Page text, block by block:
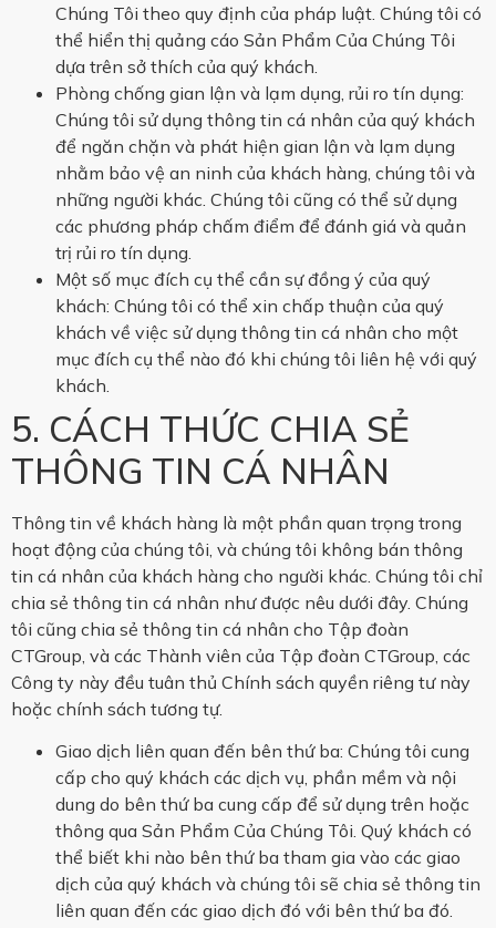
Chúng Tôi theo quy định của pháp luật. Chúng tôi có
thể hiển thị quảng cáo Sản Phẩm Của Chúng Tôi
dựa trên sở thích của quý khách.
Phòng chống gian lận và lạm dụng, rủi ro tín dụng:
Chúng tôi sử dụng thông tin cá nhân của quý khách
để ngăn chặn và phát hiện gian lận và lạm dụng
nhằm bảo vệ an ninh của khách hàng, chúng tôi và
những người khác. Chúng tôi cũng có thể sử dụng
các phương pháp chấm điểm để đánh giá và quản
trị rủi ro tín dụng.
Một số mục đích cụ thể cần sự đồng ý của quý
khách: Chúng tôi có thể xin chấp thuận của quý
khách về việc sử dụng thông tin cá nhân cho một
mục đích cụ thể nào đó khi chúng tôi liên hệ với quý
khách.
5. CÁCH THỨC CHIA SẺ
THÔNG TIN CÁ NHÂN
Thông tin về khách hàng là một phần quan trọng trong
hoạt động của chúng tôi, và chúng tôi không bán thông
tin cá nhân của khách hàng cho người khác. Chúng tôi chỉ
chia sẻ thông tin cá nhân như được nêu dưới đây. Chúng
tôi cũng chia sẻ thông tin cá nhân cho Tập đoàn
CTGroup, và các Thành viên của Tập đoàn CTGroup, các
Công ty này đều tuân thủ Chính sách quyền riêng tư này
hoặc chính sách tương tự.
Giao dịch liên quan đến bên thứ ba: Chúng tôi cung
cấp cho quý khách các dịch vụ, phần mềm và nội
dung do bên thứ ba cung cấp để sử dụng trên hoặc
thông qua Sản Phẩm Của Chúng Tôi. Quý khách có
thể biết khi nào bên thứ ba tham gia vào các giao
dịch của quý khách và chúng tôi sẽ chia sẻ thông tin
liên quan đến các giao dịch đó với bên thứ ba đó.